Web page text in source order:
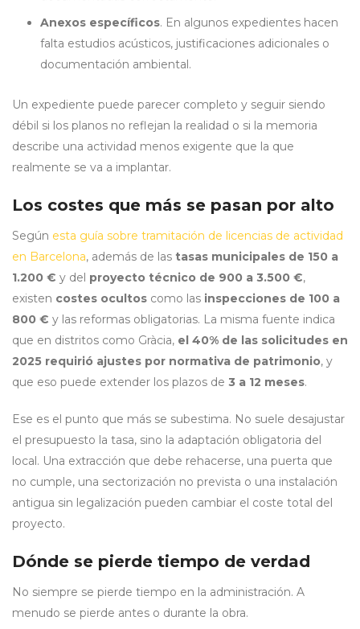
Anexos específicos. En algunos expedientes hacen
falta estudios acústicos, justificaciones adicionales o
documentación ambiental.
Un expediente puede parecer completo y seguir siendo
débil si los planos no reflejan la realidad o si la memoria
describe una actividad menos exigente que la que
realmente se va a implantar.
Los costes que más se pasan por alto
Según esta guía sobre tramitación de licencias de actividad
en Barcelona, además de las tasas municipales de 150 a
1.200 € y del proyecto técnico de 900 a 3.500 €,
existen costes ocultos como las inspecciones de 100 a
800 € y las reformas obligatorias. La misma fuente indica
que en distritos como Gràcia, el 40% de las solicitudes en
2025 requirió ajustes por normativa de patrimonio, y
que eso puede extender los plazos de 3 a 12 meses.
Ese es el punto que más se subestima. No suele desajustar
el presupuesto la tasa, sino la adaptación obligatoria del
local. Una extracción que debe rehacerse, una puerta que
no cumple, una sectorización no prevista o una instalación
antigua sin legalización pueden cambiar el coste total del
proyecto.
Dónde se pierde tiempo de verdad
No siempre se pierde tiempo en la administración. A
menudo se pierde antes o durante la obra.